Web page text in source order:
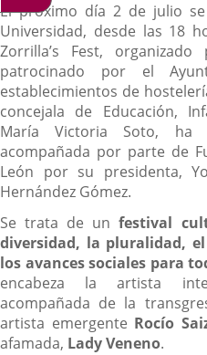
El próximo día 2 de julio
Universidad, desde las 18
Zorrilla’s Fest,
patrocinado por el
establecimientos de
concejala de Educación,
María Victoria Soto, ha
acompañada por parte de
León por su presidenta,
Hernández Gómez.
Se trata de unfestival
diversidad, la pluralidad,
los avances sociales para
encabeza la artista
acompañada de la
artista emergente Rocío
afamada, Lady Veneno.